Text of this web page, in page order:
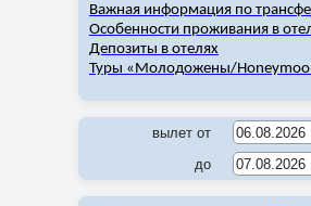
Важная информация по
Особенности проживания в
Депозиты в отелях
Туры «Молодожены/
вылет от
до